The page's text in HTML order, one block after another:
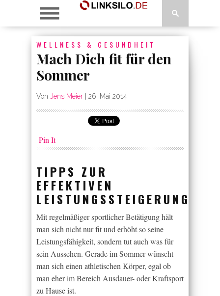
WELLNESS & GESUNDHEIT
Mach Dich fit für den
Sommer
Von Jens Meier 26. Mai 2014
Pin It
TIPPS ZUR
EFFEKTIVEN
LEISTUNGSSTEIGERUNG
Mit regelmäßiger sportlicher Betätigung hält
man sich nicht nur fit und erhöht so seine
Leistungsfähigkeit, sondern tut auch was für
sein Aussehen. Gerade im Sommer wünscht
man sich einen athletischen Körper, egal ob
man eher im Bereich Ausdauer- oder Kraftsport
zu Hause ist.